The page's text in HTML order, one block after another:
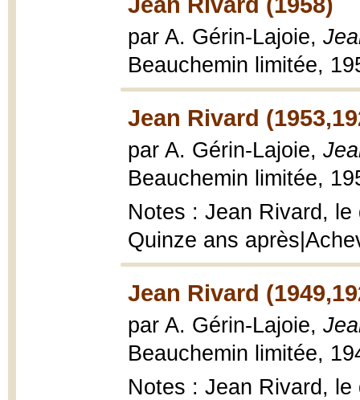
par A. Gérin-Lajoie,
Beauchemin limitée,
Jean Rivard
par A. Gérin-Lajoie,
Beauchemin limitée,
Notes : Jean Rivard,
Quinze ans
Jean Rivard
par A. Gérin-Lajoie,
Beauchemin limitée,
Notes : Jean Rivard,